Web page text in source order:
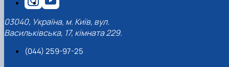
03040, Україна, м. Київ, вул.
Васильківська, 17, кімната 229.
(044) 259-97-25